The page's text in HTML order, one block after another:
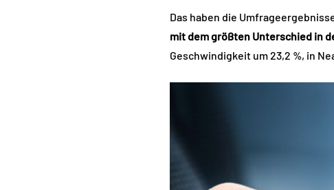
Das haben die
mit dem größten Unterschied in
Geschwindigkeit um 23,2 %, in